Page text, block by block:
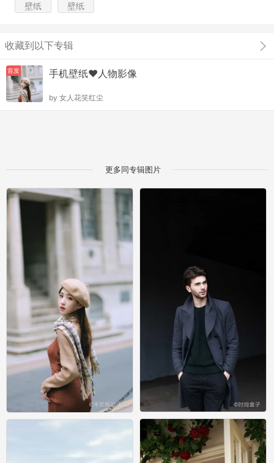
壁纸 壁纸
收藏到以下专辑
首发 手机壁纸♥人物影像
by 女人花笑红尘
更多同专辑图片
模特
0
模特